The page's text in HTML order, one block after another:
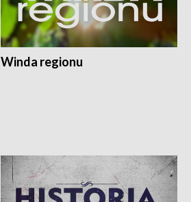
Winda regionu